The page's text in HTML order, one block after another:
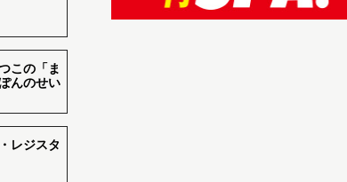
この「ま
んのせい
レジスタ